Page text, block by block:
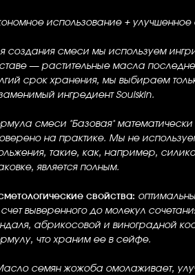
использование + улучшенное
создания смеси мы используем
— растительные масла
срок хранения, мы выбираем
ингредиент Soulskin.
смеси "Базовая"
на практике. Мы не
такие, как, например,
является полным.
свойства:
выверенного до молекул
абрикосовой и виноградной
что храним ее в сейфе.
семян жожоба омолаживает,